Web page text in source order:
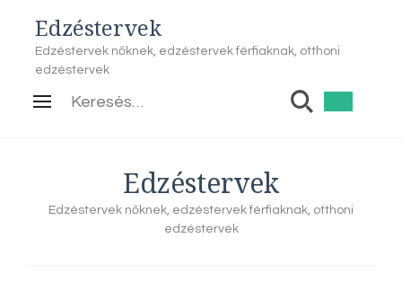
Edzéstervek
Edzéstervek nőknek, edzéstervek férfiaknak, otthoni
edzéstervek
Keresés:
Edzéstervek
Edzéstervek nőknek, edzéstervek férfiaknak, otthoni
edzéstervek